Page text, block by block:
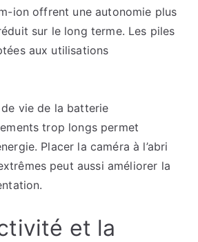
ion offrent une autonomie plus
sur le long terme. Les piles
aux utilisations
vie de la batterie
trop longs permet
Placer la caméra à l’abri
peut aussi améliorer la
et la